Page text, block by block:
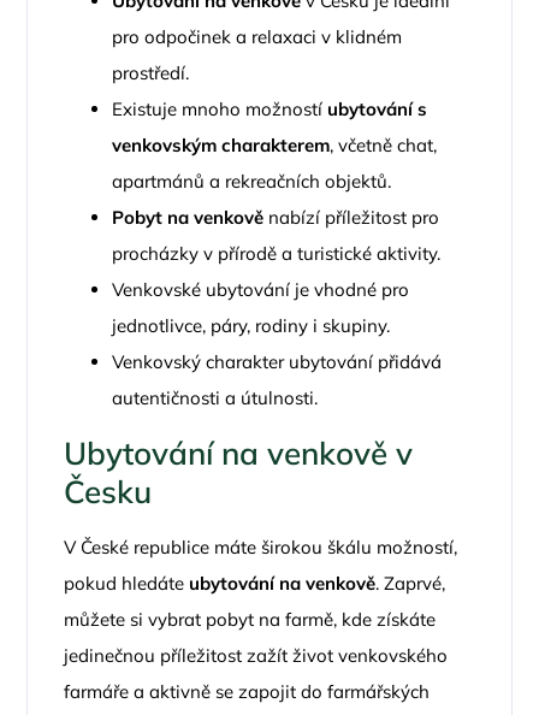
pro odpočinek a relaxaci v klidném
prostředí.
Existuje mnoho možností ubytování s
venkovským charakterem, včetně chat,
apartmánů a rekreačních objektů.
Pobyt na venkově nabízí příležitost pro
procházky v přírodě a turistické aktivity.
Venkovské ubytování je vhodné pro
jednotlivce, páry, rodiny i skupiny.
Venkovský charakter ubytování přidává
autentičnosti a útulnosti.
Ubytování na venkově v
Česku
V České republice máte širokou škálu možností,
pokud hledáte ubytování na venkově. Zaprvé,
můžete si vybrat pobyt na farmě, kde získáte
jedinečnou příležitost zažít život venkovského
farmáře a aktivně se zapojit do farmářských